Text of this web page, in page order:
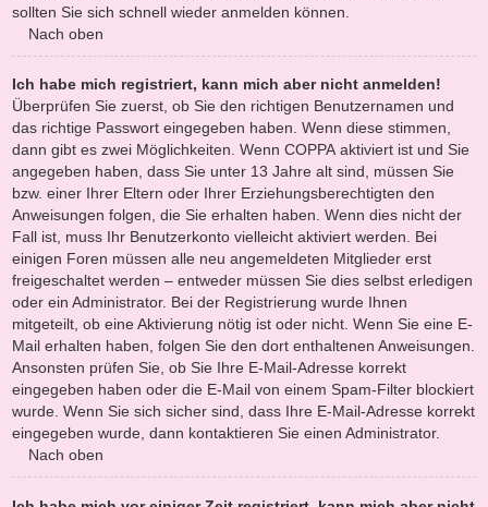
sollten Sie sich schnell wieder anmelden können.
Nach oben
Ich habe mich registriert, kann mich aber nicht anmelden!
Überprüfen Sie zuerst, ob Sie den richtigen Benutzernamen und
das richtige Passwort eingegeben haben. Wenn diese stimmen,
dann gibt es zwei Möglichkeiten. Wenn COPPAaktiviert ist und Sie
angegeben haben, dass Sie unter 13 Jahre alt sind, müssen Sie
bzw. einer Ihrer Eltern oder Ihrer Erziehungsberechtigten den
Anweisungen folgen, die Sie erhalten haben. Wenn dies nicht der
Fall ist, muss Ihr Benutzerkonto vielleicht aktiviert werden. Bei
einigen Foren müssen alle neu angemeldeten Mitglieder erst
freigeschaltet werden – entweder müssen Sie dies selbst erledigen
oder ein Administrator. Bei der Registrierung wurde Ihnen
mitgeteilt, ob eine Aktivierung nötig ist oder nicht. Wenn Sie eine E-
Mail erhalten haben, folgen Sie den dort enthaltenen Anweisungen.
Ansonsten prüfen Sie, ob Sie Ihre E-Mail-Adresse korrekt
eingegeben haben oder die E-Mail von einem Spam-Filter blockiert
wurde. Wenn Sie sich sicher sind, dass Ihre E-Mail-Adresse korrekt
eingegeben wurde, dann kontaktieren Sie einen Administrator.
Nach oben